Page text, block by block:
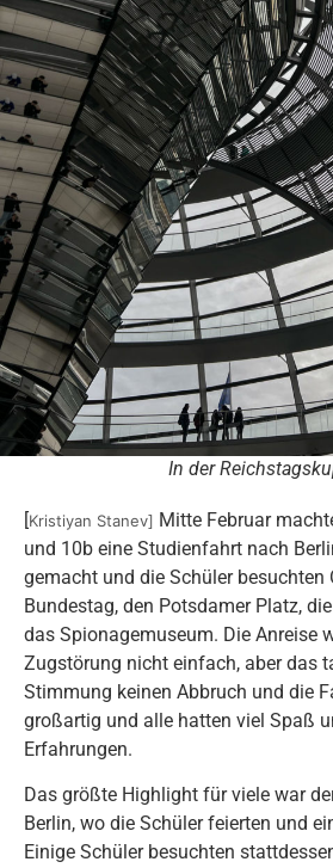
In der
[Kristiyan Stanev] Mitte Februar
und 10b eine Studienfahrt nach
gemacht und die Schüler besuchten
Bundestag, den Potsdamer Platz,
das Spionagemuseum. Die Anreise
Zugstörung nicht einfach, aber das
Stimmung keinen Abbruch und die
großartig und alle hatten viel Spaß
Erfahrungen.
Das größte Highlight für viele war
Berlin, wo die Schüler feierten und
Einige Schüler besuchten